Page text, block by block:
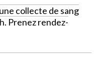
collecte de sang
Prenez rendez-